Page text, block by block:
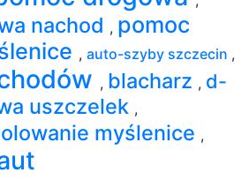
nachod , pomoc
, auto-szyby szczecin ,
, blacharz , d-
uszczelek ,
myślenice ,